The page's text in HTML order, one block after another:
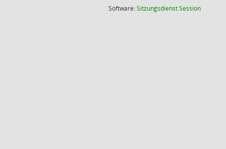
Software:SitzungsdienstSession(Wird in